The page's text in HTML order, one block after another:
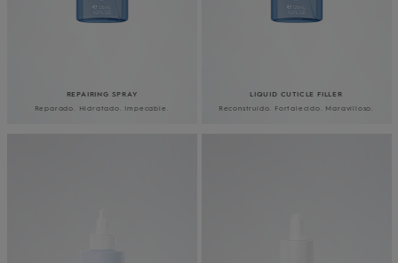
REPAIRING SPRAY
Reparado. Hidratado. Impecable.
LIQUID CUTICLE FILLER
Reconstruido. Fortalecido. Maravilloso.